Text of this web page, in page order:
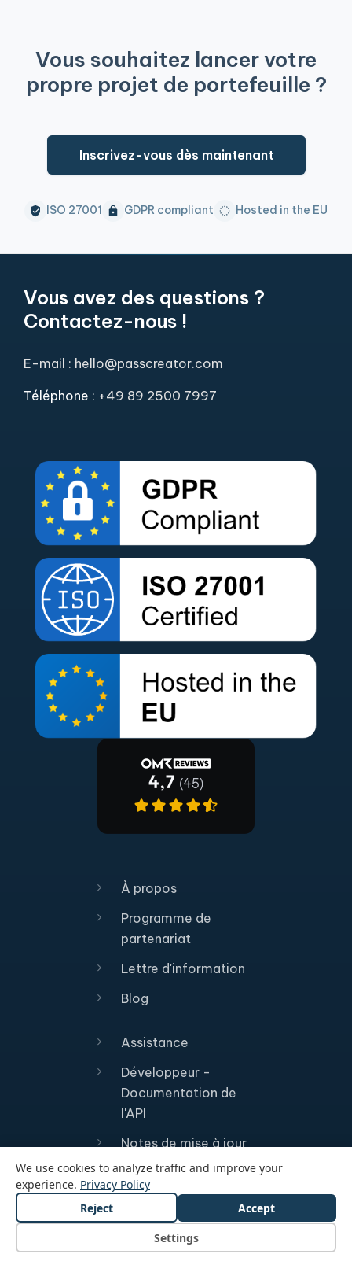
Vous souhaitez lancer votre
propre projet de portefeuille ?
Inscrivez-vous dès maintenant
ISO 27001 GDPR compliant Hosted in the EU
Vous avez des questions ?
Contactez-nous !
E-mail : hello@passcreator.com
Téléphone : +49 89 2500 7997
À propos
Programme de
partenariat
Lettre d'information
Blog
Assistance
Développeur -
Documentation de
l'API
Notes de mise à jour
État du système
We use cookies to analyze traffic and improve your
experience. Privacy Policy
Settings
Reject Accept